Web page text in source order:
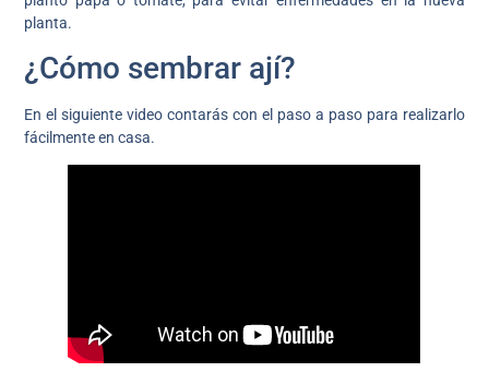
planta.
¿Cómo sembrar ají?
En el siguiente video contarás con el paso a paso para realizarlo
fácilmente en casa.